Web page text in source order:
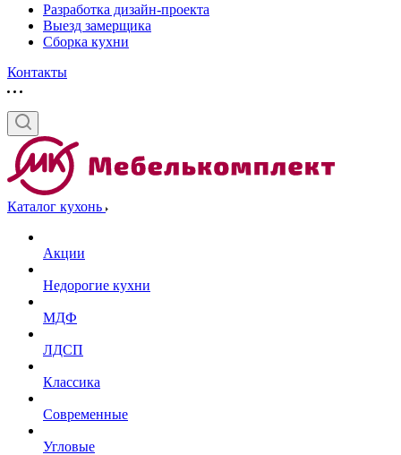
Разработка дизайн-проекта
Выезд замерщика
Сборка кухни
Контакты
Каталог кухонь
Акции
Недорогие кухни
МДФ
ЛДСП
Классика
Современные
Угловые